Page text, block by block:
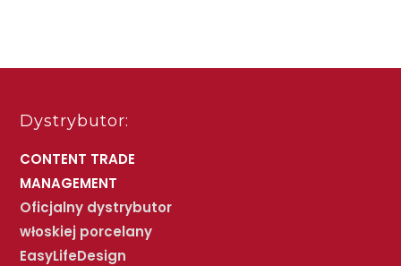
Dystrybutor:
CONTENT TRADE
MANAGEMENT
Oficjalny dystrybutor
włoskiej porcelany
EasyLifeDesign